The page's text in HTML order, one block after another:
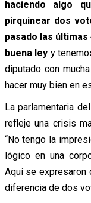
haciendo algo
pirquinear dos
pasado las
buena ley y
diputado con
hacer muy bien en
La parlamentaria
refleje una crisis
“No tengo la
lógico en una
Aquí se expresaron
diferencia de dos